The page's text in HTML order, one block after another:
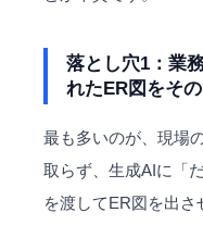
落とし穴1：業
れたER図をそ
最も多いのが、現場
取らず、生成AIに「
を渡してER図を出